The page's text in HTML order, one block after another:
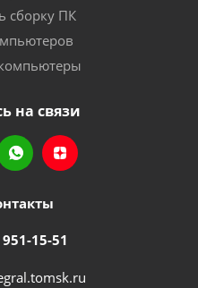
сборку ПК
на связи
15-51